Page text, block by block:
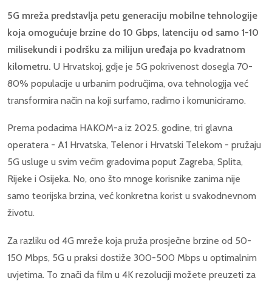
5G mreža predstavlja petu generaciju mobilne tehnologije
koja omogućuje brzine do 10 Gbps, latenciju od samo 1-10
milisekundi i podršku za milijun uređaja po kvadratnom
kilometru. U Hrvatskoj, gdje je 5G pokrivenost dosegla 70-
80% populacije u urbanim područjima, ova tehnologija već
transformira način na koji surfamo, radimo i komuniciramo.
Prema podacima HAKOM-a iz 2025. godine, tri glavna
operatera - A1 Hrvatska, Telenor i Hrvatski Telekom - pružaju
5G usluge u svim većim gradovima poput Zagreba, Splita,
Rijeke i Osijeka. No, ono što mnoge korisnike zanima nije
samo teorijska brzina, već konkretna korist u svakodnevnom
životu.
Za razliku od 4G mreže koja pruža prosječne brzine od 50-
150 Mbps, 5G u praksi dostiže 300-500 Mbps u optimalnim
uvjetima. To znači da film u 4K rezoluciji možete preuzeti za